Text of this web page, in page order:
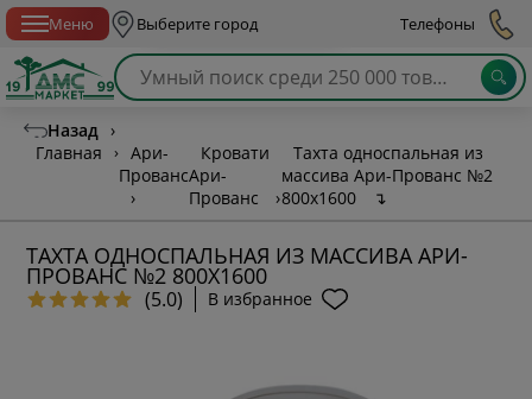
Меню Выберите город Телефоны
Назад ›
Главная
› Ари-
Прованс
›
Кровати
Ари-
Прованс
›
Тахта односпальная из
массива Ари-Прованс №2
800х1600
↴
ТАХТА ОДНОСПАЛЬНАЯ ИЗ МАССИВА АРИ-
ПРОВАНС №2 800Х1600
(5.0) В избранное